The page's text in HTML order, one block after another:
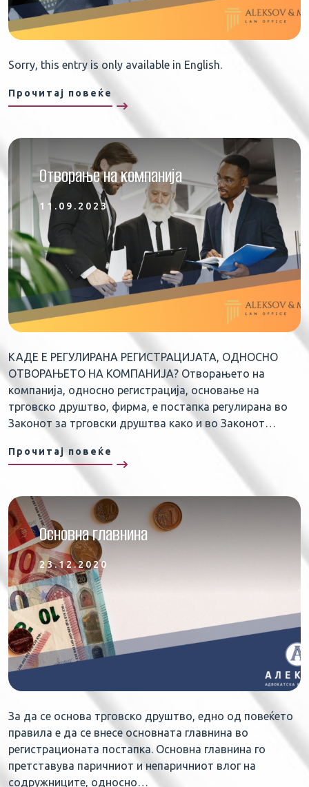
Sorry, this entry is only available in English.
Прочитај повеќе
Отворање на компанија
11.09.2023
КАДЕ Е РЕГУЛИРАНА РЕГИСТРАЦИЈАТА, ОДНОСНО
ОТВОРАЊЕТО НА КОМПАНИЈА? Отворањето на
компанија, односно регистрација, основање на
трговско друштво, фирма, е постапка регулирана во
Законот за трговски друштва како и во Законот…
Прочитај повеќе
Основна главнина
23.12.2020
За да се основа трговско друштво, едно од повеќето
правила е да се внесе основната главнина во
регистрационата постапка. Основна главнина го
претставува паричниот и непаричниот влог на
содружниците, односно…